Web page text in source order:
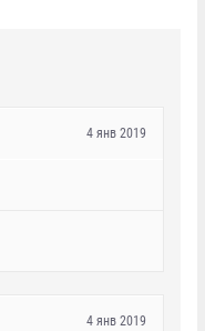
4 янв 2019
4 янв 2019